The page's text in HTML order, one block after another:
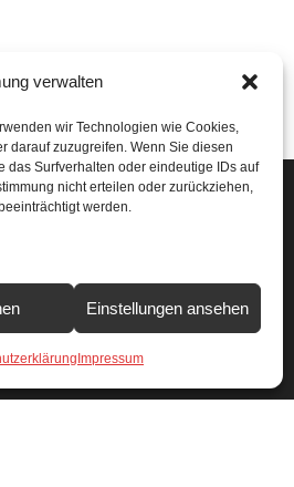
verwalten
wir Technologien wie Cookies,
darauf zuzugreifen. Wenn Sie diesen
das Surfverhalten oder eindeutige IDs auf
nicht erteilen oder zurückziehen,
werden.
Einstellungen ansehen
Impressum